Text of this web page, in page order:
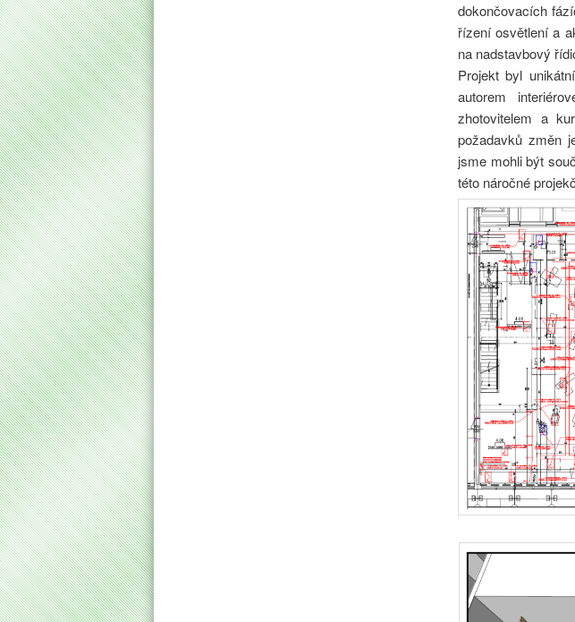
dokončovacích
řízení osvětlení a
na nadstavbový
Projekt byl
autorem
zhotovitelem a
požadavků změn
jsme mohli být
této náročné